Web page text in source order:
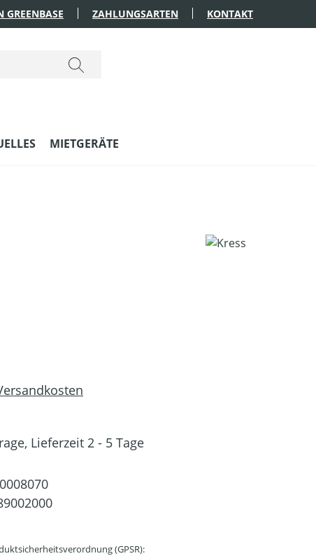
GREENBASE ZAHLUNGSARTEN KONTAKT
MIETGERÄTE
Lieferzeit 2 - 5 Tage
(GPSR):